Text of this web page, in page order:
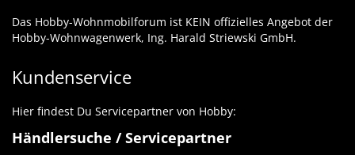
Das Hobby-Wohnmobilforum ist KEIN offizielles Angebot der
Hobby-Wohnwagenwerk, Ing. Harald Striewski GmbH.
Kundenservice
Hier findest Du Servicepartner von Hobby:
Händlersuche / Servicepartner